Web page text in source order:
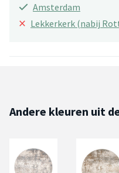
Amsterdam
× Lekkerkerk (nabij
Andere kleuren uit